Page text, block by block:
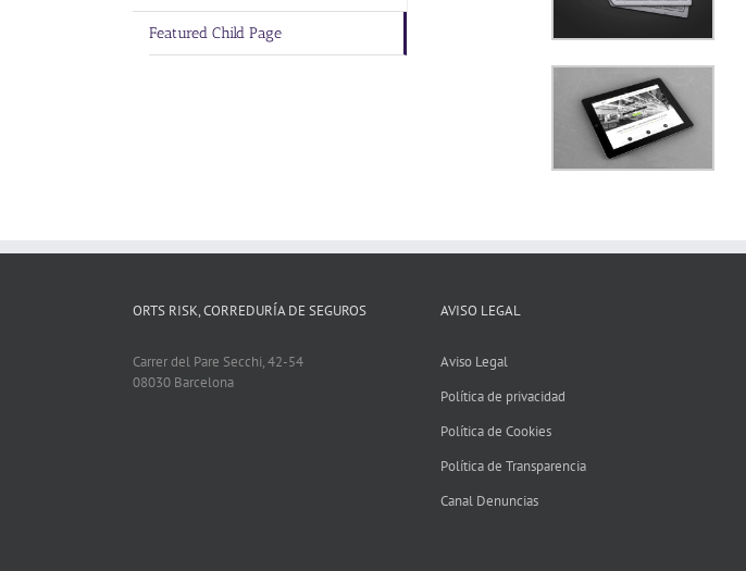
Featured Child Page
ORTS RISK, CORREDURÍA DE SEGUROS
Carrer del Pare Secchi, 42-54
08030 Barcelona
AVISO LEGAL
Aviso Legal
Política de privacidad
Política de Cookies
Política de Transparencia
Canal Denuncias